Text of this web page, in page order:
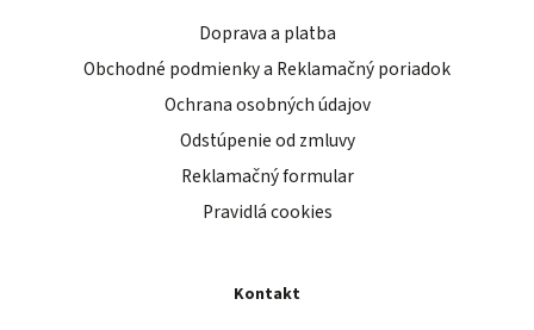
Doprava a platba
Obchodné podmienky a Reklamačný poriadok
Ochrana osobných údajov
Odstúpenie od zmluvy
Reklamačný formular
Pravidlá cookies
Kontakt